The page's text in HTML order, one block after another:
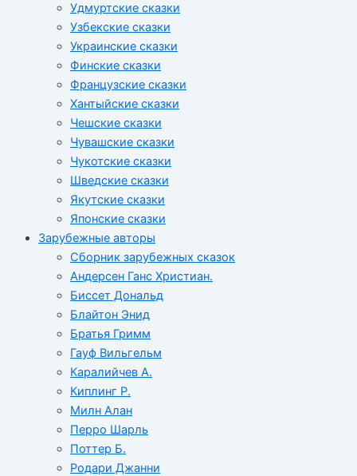
Удмуртские сказки
Узбекские сказки
Украинские сказки
Финские сказки
Французские сказки
Хантыйские сказки
Чешские сказки
Чувашские сказки
Чукотские сказки
Шведские сказки
Якутские сказки
Японские сказки
Зарубежные авторы
Сборник зарубежных сказок
Андерсен Ганс Христиан.
Биссет Дональд
Блайтон Энид
Братья Гримм
Гауф Вильгельм
Каралийчев А.
Киплинг Р.
Милн Алан
Перро Шарль
Поттер Б.
Родари Джанни